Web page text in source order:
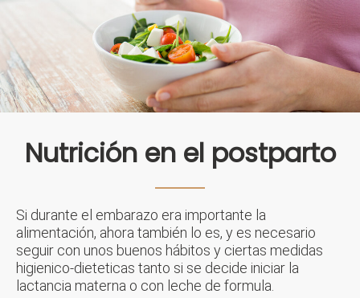
Nutrición en el postparto
Si durante el embarazo era importante la
alimentación, ahora también lo es, y es necesario
seguir con unos buenos hábitos y ciertas medidas
higienico-dieteticas tanto si se decide iniciar la
lactancia materna o con leche de formula.